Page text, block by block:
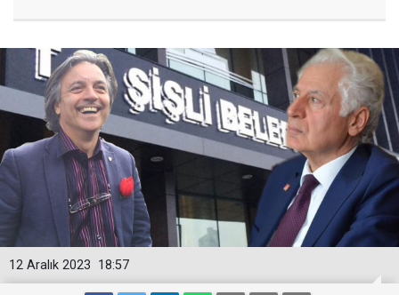
18:57
12 Aralık 2023